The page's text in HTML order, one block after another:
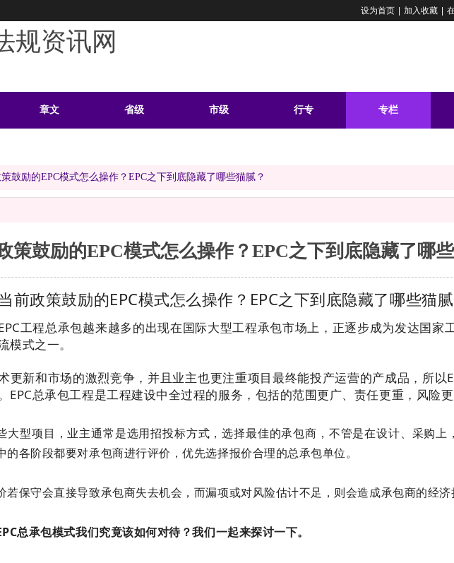
规资讯网
设为首页 加入收藏
章文 省级 市级 行专 专栏
鼓励的EPC模式怎么操作？EPC之下到底隐藏了哪些猫腻？
策鼓励的EPC模式怎么操作？EPC之下到底隐藏了哪
当前政策鼓励的EPC模式怎么操作？EPC之下到底隐藏了哪些猫腻
工程总承包越来越多的出现在国际大型工程承包市场上，正逐步成为发达国家
模式之一。
更新和市场的激烈竞争，并且业主也更注重项目最终能投产运营的产成品，所以
EPC总承包工程是工程建设中全过程的服务，包括的范围更广、责任更重，风险更
大型项目，业主通常是选用招投标方式，选择最佳的承包商，不管是在设计、采购上
的各阶段都要对承包商进行评价，优先选择报价合理的总承包单位。
若保守会直接导致承包商失去机会，而漏项或对风险估计不足，则会造成承包商的经济
总承包模式我们究竟该如何对待？我们一起来探讨一下。